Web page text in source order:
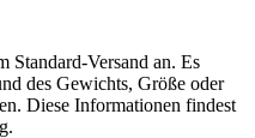
Standard-Versand an. Es
des Gewichts, Größe oder
Diese Informationen findest